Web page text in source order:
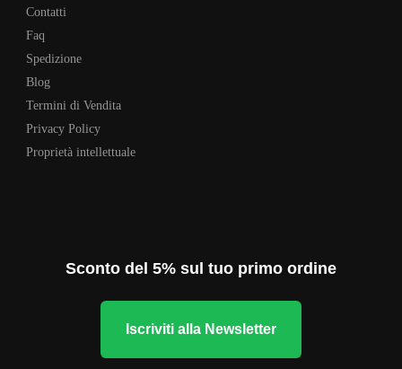
Contatti
Faq
Spedizione
Blog
Termini di Vendita
Privacy Policy
Proprietà intellettuale
Sconto del 5% sul tuo primo ordine
Iscriviti alla Newsletter